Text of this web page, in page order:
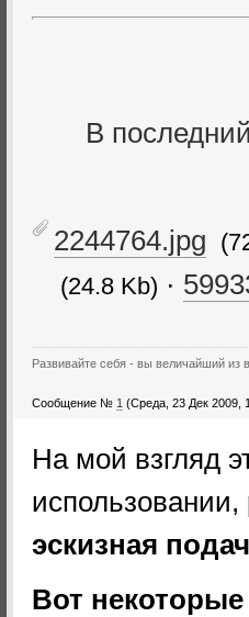
В
2244764.jpg
(24.8 Kb) ·
Развивайте себя - вы величайший из
Сообщение № 1 (Среда, 23 Дек 2009,
На мой взгляд
эскизная
Вот